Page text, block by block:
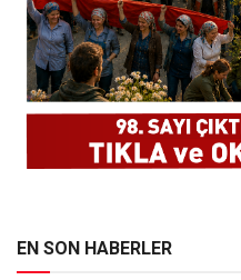
EN SON HABERLER